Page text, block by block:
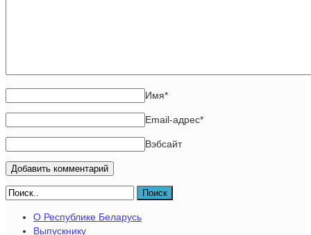
Имя*
Email-адрес*
Вэбсайт
Поиск
О Республике Беларусь
Выпускнику